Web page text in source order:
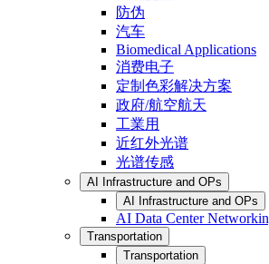
防伪
汽车
Biomedical Applications
消费电子
定制色彩解决方案
政府/航空航天
工業用
近红外光谱
光谱传感
AI Infrastructure and OPs
AI Infrastructure and OPs
AI Data Center
Transportation
Transportation